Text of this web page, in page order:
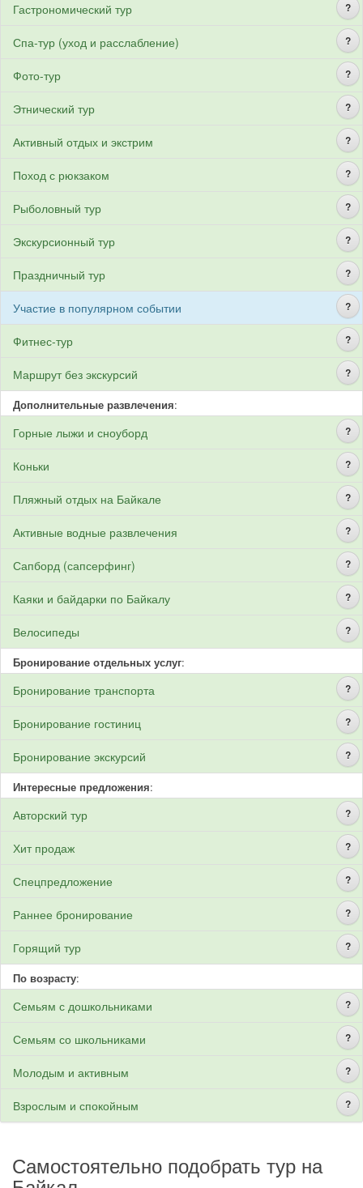
?
Гастрономический тур
?
Спа-тур (уход и расслабление)
?
Фото-тур
?
Этнический тур
?
Активный отдых и экстрим
?
Поход с рюкзаком
?
Рыболовный тур
?
Экскурсионный тур
?
Праздничный тур
?
Участие в популярном событии
?
Фитнес-тур
?
Маршрут без экскурсий
Дополнительные развлечения:
?
Горные лыжи и сноуборд
?
Коньки
?
Пляжный отдых на Байкале
?
Активные водные развлечения
?
Сапборд (сапсерфинг)
?
Каяки и байдарки по Байкалу
?
Велосипеды
Бронирование отдельных услуг:
?
Бронирование транспорта
?
Бронирование гостиниц
?
Бронирование экскурсий
Интересные предложения:
?
Авторский тур
?
Хит продаж
?
Спецпредложение
?
Раннее бронирование
?
Горящий тур
По возрасту:
?
Семьям с дошкольниками
?
Семьям со школьниками
?
Молодым и активным
?
Взрослым и спокойным
Самостоятельно подобрать тур на